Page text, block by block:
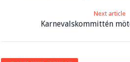
Next article
Karnevalskommittén